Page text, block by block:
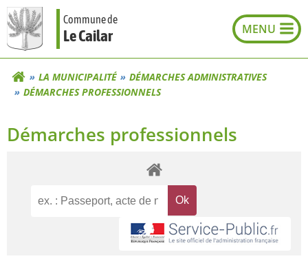
Aller
au
contenu
Commune de
Le Cailar
LA MUNICIPALITÉ
DÉMARCHES ADMINISTRATIVES
DÉMARCHES PROFESSIONNELS
Démarches professionnels